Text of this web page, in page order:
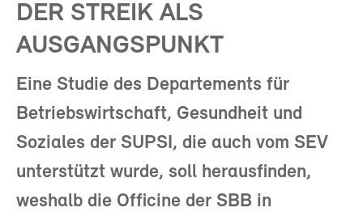
DER STREIK ALS
AUSGANGSPUNKT
Eine Studie des Departements für
Betriebswirtschaft, Gesundheit und
Soziales der SUPSI, die auch vom SEV
unterstützt wurde, soll herausfinden,
weshalb die Officine der SBB in